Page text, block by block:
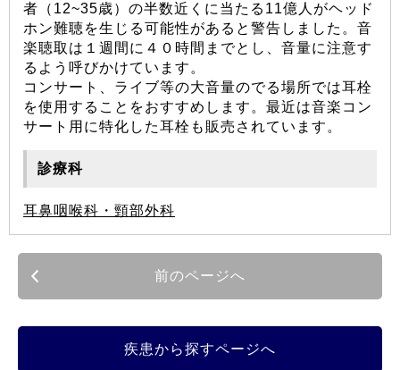
者（12~35歳）の半数近くに当たる11億人がヘッド
ホン難聴を生じる可能性があると警告しました。音
楽聴取は１週間に４０時間までとし、音量に注意す
るよう呼びかけています。
コンサート、ライブ等の大音量のでる場所では耳栓
を使用することをおすすめします。最近は音楽コン
サート用に特化した耳栓も販売されています。
診療科
耳鼻咽喉科・頸部外科
前のページへ
疾患から探すページへ